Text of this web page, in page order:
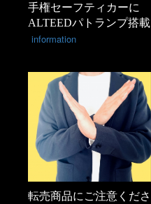
手権セーフティカーに
ALTEEDパトランプ搭載
information
転売商品にご注意くださ